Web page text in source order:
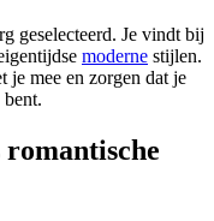
geselecteerd. Je vindt bij
moderne stijlen.
mee en zorgen dat je